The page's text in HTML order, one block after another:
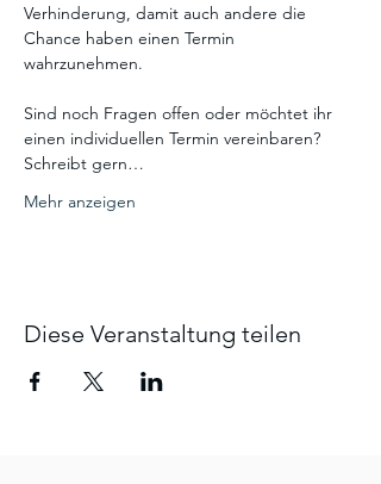
Verhinderung, damit auch andere die
Chance haben einen Termin
wahrzunehmen.
Sind noch Fragen offen oder möchtet ihr
einen individuellen Termin vereinbaren?
Schreibt gern…
Mehr anzeigen
Diese Veranstaltung teilen